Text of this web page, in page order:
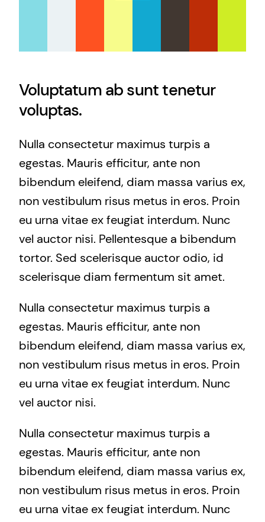
Voluptatum ab sunt tenetur
voluptas.
Nulla consectetur maximus turpis a
egestas. Mauris efficitur, ante non
bibendum eleifend, diam massa varius ex,
non vestibulum risus metus in eros. Proin
eu urna vitae ex feugiat interdum. Nunc
vel auctor nisi. Pellentesque a bibendum
tortor. Sed scelerisque auctor odio, id
scelerisque diam fermentum sit amet.
Nulla consectetur maximus turpis a
egestas. Mauris efficitur, ante non
bibendum eleifend, diam massa varius ex,
non vestibulum risus metus in eros. Proin
eu urna vitae ex feugiat interdum. Nunc
vel auctor nisi.
Nulla consectetur maximus turpis a
egestas. Mauris efficitur, ante non
bibendum eleifend, diam massa varius ex,
non vestibulum risus metus in eros. Proin
eu urna vitae ex feugiat interdum. Nunc